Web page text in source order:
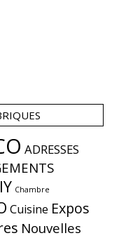
ADRESSES
Chambre
Cuisine Expos
Nouvelles